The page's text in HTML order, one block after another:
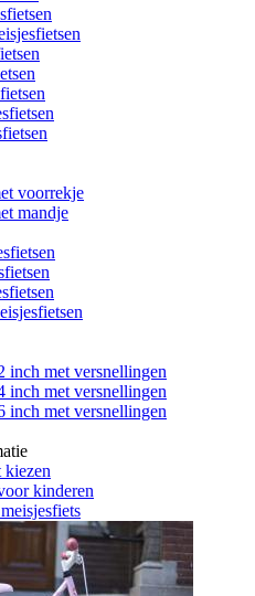
voorrekje
mandje
inch met versnellingen
inch met versnellingen
inch met versnellingen
kiezen
kinderen